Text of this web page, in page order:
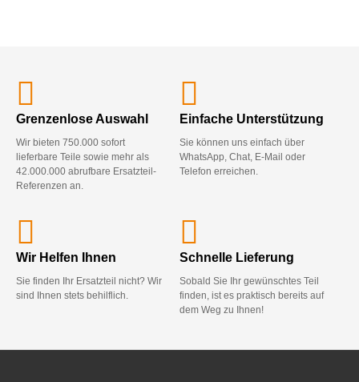
Grenzenlose Auswahl
Wir bieten 750.000 sofort
lieferbare Teile sowie mehr als
42.000.000 abrufbare Ersatzteil-
Referenzen an.
Einfache Unterstützung
Sie können uns einfach über
WhatsApp, Chat, E-Mail oder
Telefon erreichen.
Wir Helfen Ihnen
Sie finden Ihr Ersatzteil nicht? Wir
sind Ihnen stets behilflich.
Schnelle Lieferung
Sobald Sie Ihr gewünschtes Teil
finden, ist es praktisch bereits auf
dem Weg zu Ihnen!